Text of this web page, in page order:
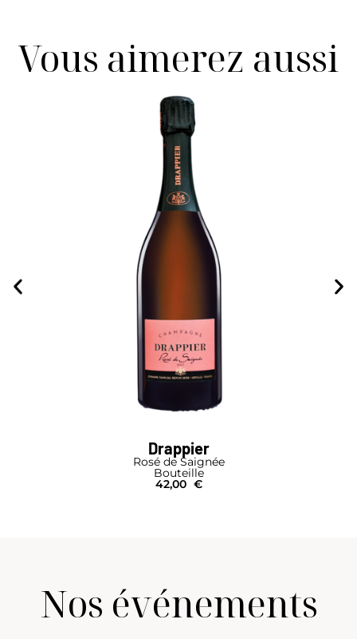
Vous aimerez aussi
Drappier
Rosé de Saignée
Bouteille
42,00 €
Nos événements